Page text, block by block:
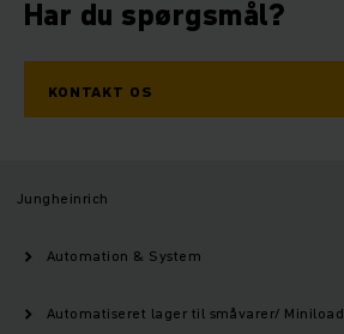
Har du spørgsmål?
KONTAKT OS
Jungheinrich
Automation & System
Automatiseret lager til småvarer/ Miniload